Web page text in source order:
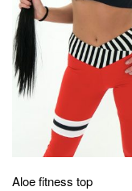
Aloe fitness top